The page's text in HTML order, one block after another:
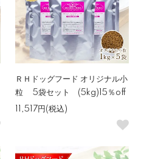
ＲＨドッグフード オリジナル小
粒 5袋セット (5kg)15％off
11,517円(税込)